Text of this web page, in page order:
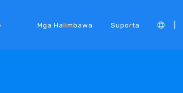
Mga Halimbawa Suporta